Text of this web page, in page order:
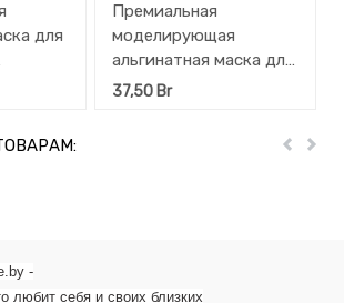
для
Премиальная
моделирующая
альгинатная маска для
лица LINDSAY с
37,50Br
Пред
-
любит себя и своих близких